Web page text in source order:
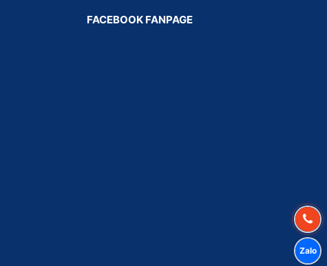
FACEBOOK FANPAGE